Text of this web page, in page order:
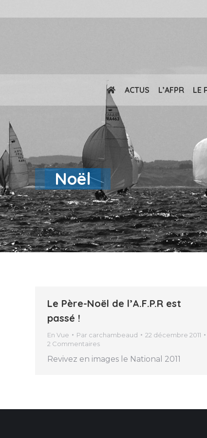
ACTUS L’AFPR LE
Noël
Le Père-Noël de l’A.F.P.R est
passé !
En Vue Par carchambeaud
22 décembre 2011
2 Commentaires
Revivez en images le National 2011